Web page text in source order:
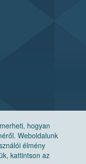
hogyan
Weboldalunk
élmény
kattintson az